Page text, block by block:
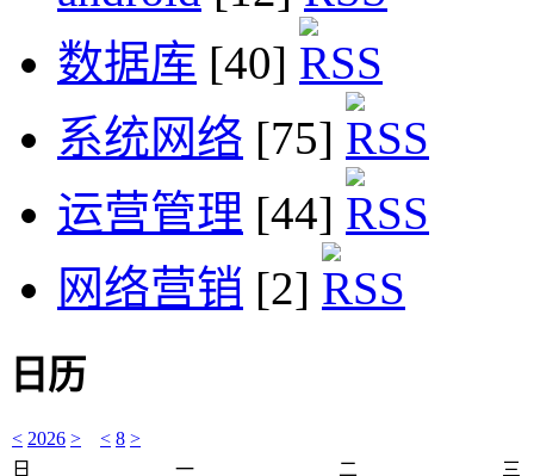
数据库 [40]
系统网络 [75]
运营管理 [44]
网络营销 [2]
日历
< 2026 > < 8 >
日
一 二 三